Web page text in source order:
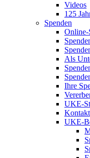
Videos
125
Spenden
Online-
Als
Ihre
UKE-
Kontakt
UKE-